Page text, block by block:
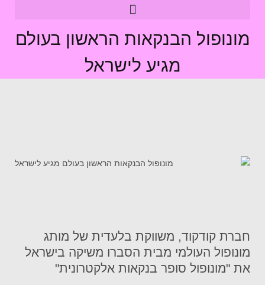
מונופול הבנקאות הראשון בעולם
מגיע לישראל
חברת קודקוד, משווקת בלעדית של מותג
מונופול העולמי מבית הסברו משיקה בישראל
את "מונופול סופר בנקאות אלקטרונית"